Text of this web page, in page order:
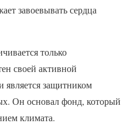
завоевывать сердца
только
своей активной
является защитником
Он основал фонд, который
климата.